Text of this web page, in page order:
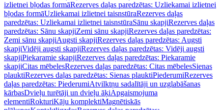
izlietnei bļodas formāRezerves daļas paredzētas: Uzliekamai izlietnei
bļodas formāUzliekamai izlietnei taisnstūraRezerves daļas
paredzētas: Uzliekamai izlietnei taisnstūraSānu skapjiRezerves daļas
paredzētas: Sānu skapjiZemi sānu skapjiRezerves daļas paredzētas:
Zemi sānu skapjiAugsti skapjiRezerves daļas paredzētas: Augsti
skapjiVidēji augsti skapjiRezerves daļas paredzētas: Vidēji augsti
skapjiPiekaramie skapjiRezerves daļas paredzētas: Piekaramie
skapjiCitas mēbelesRezerves daļas paredzētas: Citas mēbelesSienas
plauktiRezerves daļas paredzētas: Sienas plauktiPiederumiRezerves
daļas paredzētas: PiederumiAtvilktņu sadalītāji un uzglabāšanas
kārbasDvieļu turētāji un dvieļu āķiApgaismojuma
elementiRokturiKāju komplektiMagnētiskās